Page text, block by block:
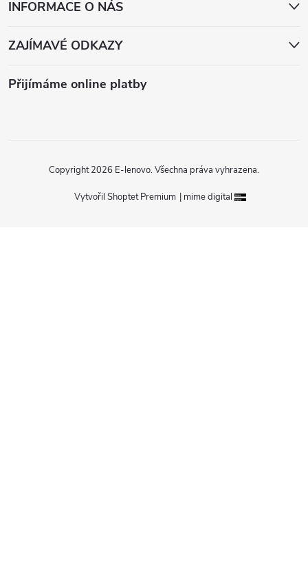
INFORMACE O NÁS
ZAJÍMAVÉ ODKAZY
Přijímáme online platby
Vytvořil Shoptet Premium | mime digital
Copyright 2026 E-lenovo. Všechna práva vyhrazena.